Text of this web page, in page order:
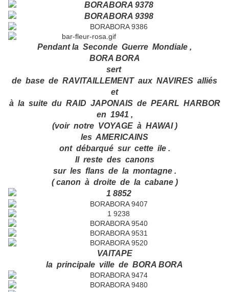
Pendant la Seconde Guerre Mondiale ,
BORA BORA
sert
de base de RAVITAILLEMENT aux NAVIRES alliés
et
à la suite du RAID JAPONAIS de PEARL HARBOR
en 1941 ,
(voir notre VOYAGE à HAWAI )
les AMERICAINS
ont débarqué sur cette ile .
Il reste des canons
sur les flans de la montagne .
( canon à droite de la cabane )
VAITAPE
la principale ville de BORA BORA